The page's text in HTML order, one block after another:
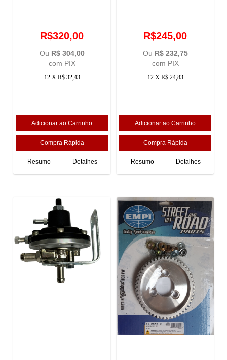
R$320,00
Ou R$ 304,00
com PIX
12 X R$ 32,43
Resumo Detalhes
R$245,00
Ou R$ 232,75
com PIX
12 X R$ 24,83
Resumo Detalhes